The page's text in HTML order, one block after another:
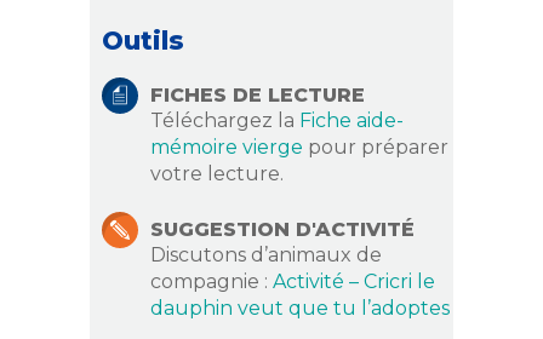
Outils
FICHES DE LECTURE
Téléchargez la Fiche aide-
mémoire vierge pour préparer
votre lecture.
SUGGESTION D'ACTIVITÉ
Discutons d’animaux de
compagnie : Activité – Cricri le
dauphin veut que tu l’adoptes